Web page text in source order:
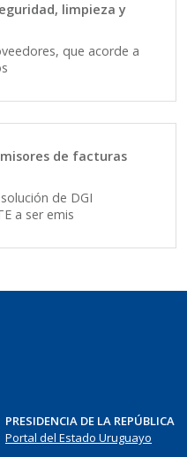
limpieza y
que acorde a
de facturas
de DGI
a ser emis
PRESIDENCIA DE LA REPÚBLICA
Portal del Estado Uruguayo